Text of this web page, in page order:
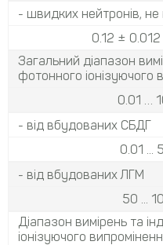
- швидких нейтронів,
0.12 ± 0.012
Загальний діапазон
фотонного іонізуючого
0.01 …
- від вбудованих СБДГ
0.01 ...
- від вбудованих ЛГМ
50 ... 10
Діапазон вимірень та
іонізуючого